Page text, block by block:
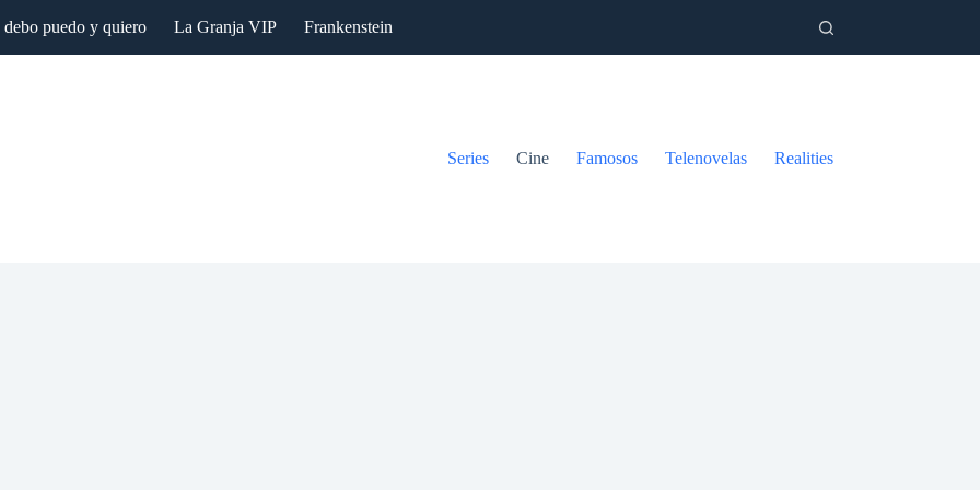
puedo y quiero La Granja VIP Frankenstein
Series Cine Famosos Telenovelas Realities